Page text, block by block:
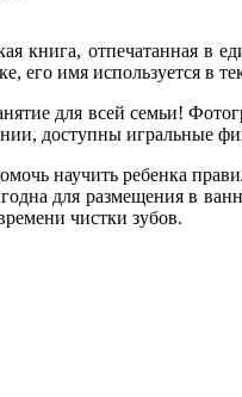
книга, отпечатанная в
имя используется в
для всей семьи!
доступны игральные
научить ребенка
для размещения в
чистки зубов.